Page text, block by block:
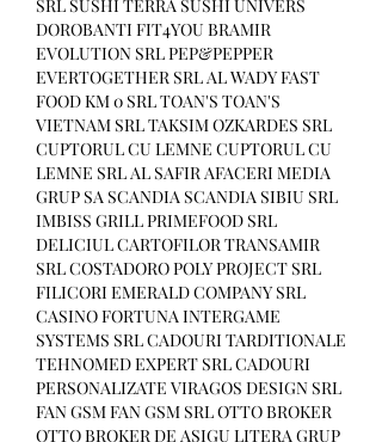
SRL SUSHI TERRA SUSHI UNIVERS
DOROBANTI FIT4YOU BRAMIR
EVOLUTION SRL PEP&PEPPER
EVERTOGETHER SRL AL WADY FAST
FOOD KM 0 SRL TOAN'S TOAN'S
VIETNAM SRL TAKSIM OZKARDES SRL
CUPTORUL CU LEMNE CUPTORUL CU
LEMNE SRL AL SAFIR AFACERI MEDIA
GRUP SA SCANDIA SCANDIA SIBIU SRL
IMBISS GRILL PRIMEFOOD SRL
DELICIUL CARTOFILOR TRANSAMIR
SRL COSTADORO POLY PROJECT SRL
FILICORI EMERALD COMPANY SRL
CASINO FORTUNA INTERGAME
SYSTEMS SRL CADOURI TARDITIONALE
TEHNOMED EXPERT SRL CADOURI
PERSONALIZATE VIRAGOS DESIGN SRL
FAN GSM FAN GSM SRL OTTO BROKER
OTTO BROKER DE ASIGU LITERA GRUP